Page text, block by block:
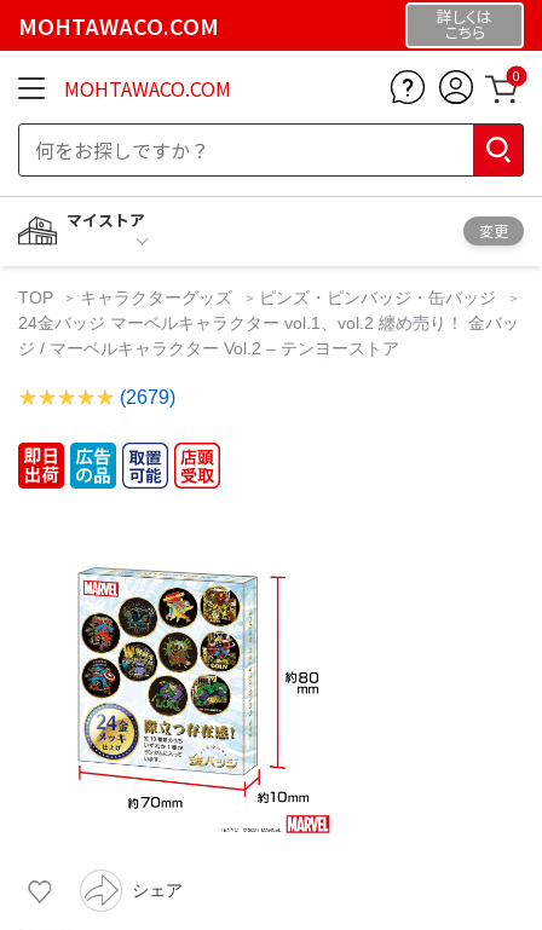
MOHTAWACO.COM 詳しくは
こちら
MOHTAWACO.COM 0
マイストア
変更
TOP キャラクターグッズ
ピンズ・ピンバッジ・缶バッジ
24金バッジ マーベルキャラクター vol.1、vol.2 纏め売り！ 金バッ
ジ / マーベルキャラクター Vol.2 – テンヨーストア
(2679)
シェア